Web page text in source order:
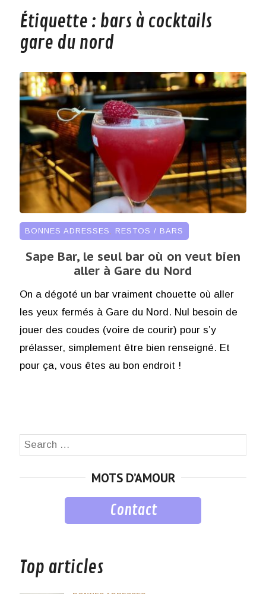
Étiquette : bars à cocktails
gare du nord
BONNES ADRESSES RESTOS / BARS
Sape Bar, le seul bar où on veut bien
aller à Gare du Nord
On a dégoté un bar vraiment chouette où aller
les yeux fermés à Gare du Nord. Nul besoin de
jouer des coudes (voire de courir) pour s’y
prélasser, simplement être bien renseigné. Et
pour ça, vous êtes au bon endroit !
Search
MOTS D’AMOUR
Contact
Top articles